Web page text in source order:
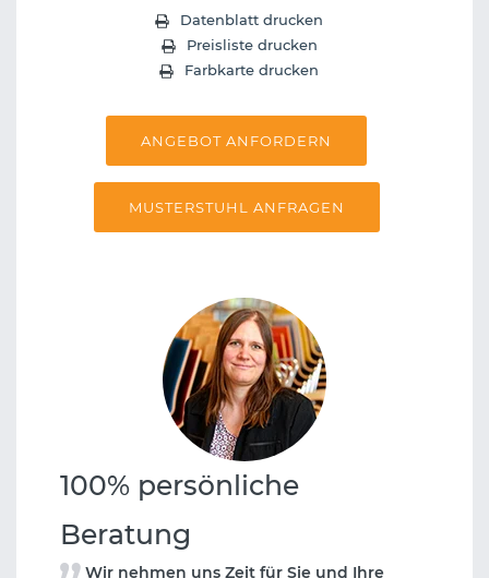
Datenblatt drucken
Preisliste drucken
Farbkarte drucken
ANGEBOT ANFORDERN
MUSTERSTUHL ANFRAGEN
100% persönliche
Beratung
Wir nehmen uns Zeit für Sie und Ihre